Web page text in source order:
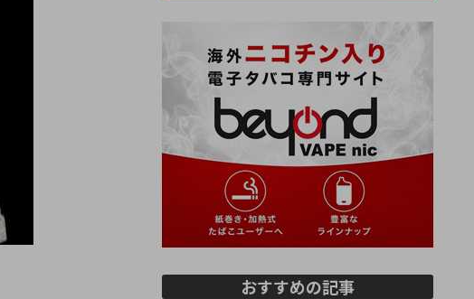
おすすめの記事